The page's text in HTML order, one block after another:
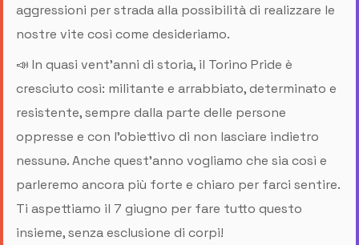
aggressioni per strada alla possibilità di realizzare le
nostre vite così come desideriamo.
📣 In quasi vent’anni di storia, il Torino Pride è
cresciuto così: militante e arrabbiato, determinato e
resistente, sempre dalla parte delle persone
oppresse e con l’obiettivo di non lasciare indietro
nessunə. Anche quest’anno vogliamo che sia così e
parleremo ancora più forte e chiaro per farci sentire.
Ti aspettiamo il 7 giugno per fare tutto questo
insieme, senza esclusione di corpi!